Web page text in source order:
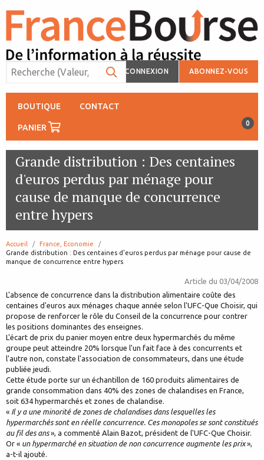
CONNEXION ABONNEZ-VOUS
BOUTIQUE CONTACT
PANIER 0
Grande distribution : Des centaines
d'euros perdus par ménage pour
cause de manque de concurrence
entre hypers
Accueil
France, Economie
page:
Grande distribution : Des centaines d'euros perdus par ménage pour cause de
manque de concurrence entre hypers
Article du 03/04/2008
L'absence de concurrence dans la distribution alimentaire coûte des
centaines d'euros aux ménages chaque année selon l'UFC-Que Choisir, qui
propose de renforcer le rôle du Conseil de la concurrence pour contrer
les positions dominantes des enseignes.
L'écart de prix du panier moyen entre deux hypermarchés du même
groupe peut atteindre 20% lorsque l'un fait face à des concurrents et
l'autre non, constate l'association de consommateurs, dans une étude
publiée jeudi.
Cette étude porte sur un échantillon de 160 produits alimentaires de
grande consommation dans 40% des zones de chalandises en France,
soit 634 hypermarchés et zones de chalandise.
« Il y a une minorité de zones de chalandises dans lesquelles les
hypermarchés sont en réelle concurrence. Ces monopoles se sont constitués
au fil des ans», a commenté Alain Bazot, président de l'UFC-Que Choisir.
Or « un hypermarché en situation de non concurrence augmente les prix»,
a-t-il ajouté.